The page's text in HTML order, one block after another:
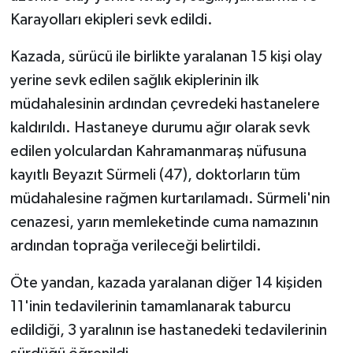
Karayolları ekipleri sevk edildi.
Kazada, sürücü ile birlikte yaralanan 15 kişi olay
yerine sevk edilen sağlık ekiplerinin ilk
müdahalesinin ardından çevredeki hastanelere
kaldırıldı. Hastaneye durumu ağır olarak sevk
edilen yolculardan Kahramanmaraş nüfusuna
kayıtlı Beyazıt Sürmeli (47), doktorların tüm
müdahalesine rağmen kurtarılamadı. Sürmeli'nin
cenazesi, yarın memleketinde cuma namazının
ardından toprağa verileceği belirtildi.
Öte yandan, kazada yaralanan diğer 14 kişiden
11'inin tedavilerinin tamamlanarak taburcu
edildiği, 3 yaralının ise hastanedeki tedavilerinin